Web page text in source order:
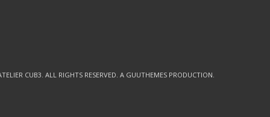
CUB3. ALL RIGHTS RESERVED. A GUUTHEMES PRODUCTION.